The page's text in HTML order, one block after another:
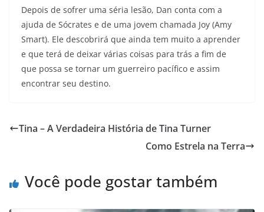
Depois de sofrer uma séria lesão, Dan conta com a
ajuda de Sócrates e de uma jovem chamada Joy (Amy
Smart). Ele descobrirá que ainda tem muito a aprender
e que terá de deixar várias coisas para trás a fim de
que possa se tornar um guerreiro pacífico e assim
encontrar seu destino.
Tina – A Verdadeira História de Tina Turner
Como Estrela na Terra
Você pode gostar também